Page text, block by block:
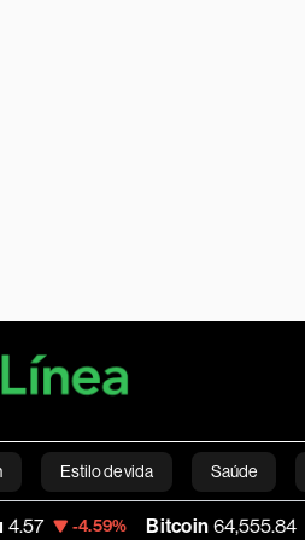
Estilo de vida Saúde
Brasil Startups
Bitcoin 64,555.84 +0.25%